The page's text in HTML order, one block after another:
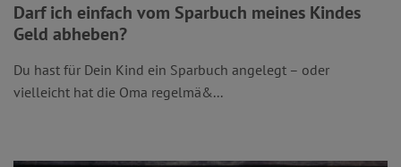
Darf ich einfach vom Sparbuch meines Kindes
Geld abheben?
Du hast für Dein Kind ein Sparbuch angelegt – oder
vielleicht hat die Oma regelmä&...